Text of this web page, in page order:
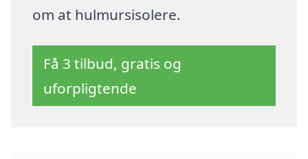
om at hulmursisolere.
Få 3 tilbud, gratis og
uforpligtende